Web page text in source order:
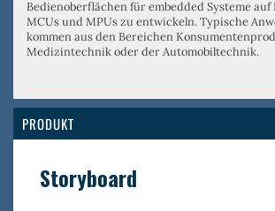
Bedienoberflächen für embedded Systeme auf
MCUs und MPUs zu entwickeln. Typische
kommen aus den Bereichen
Medizintechnik oder der Automobiltechnik.
PRODUKT
Storyboard